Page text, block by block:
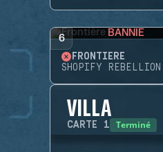
6 BANNIE
FRONTIÈRE
SHOPIFY REBELLION
VILLA
CARTE 1 Terminé